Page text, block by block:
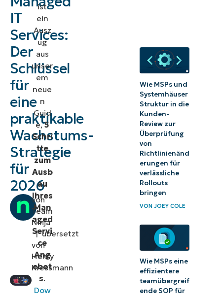
IT
Services:
Der
Schlüssel
für
eine
praktikable
Wachstums-
Strategie
für
2026
von
Team
Ninja
|übersetzt
von
Henry
Kressmann
Service Provider
Unternehmen
Next steps:
Downloaden
Sie den
Guide
ist
ein
Ausz
ug
aus
unser
em
neue
n
Guid
e,5
Schri
tte
zum
Ausb
au
Ihres
Man
aged
Servi
ce
Ang
ebot
s.
Dow
Wie MSPs und
Systemhäuser
Struktur in die
Kunden-
Review zur
Überprüfung
von
Richtlinienänd
erungen für
verlässliche
Rollouts
bringen
VONJOEY COLE
Wie MSPs eine
effizientere
teamübergreif
ende SOP für